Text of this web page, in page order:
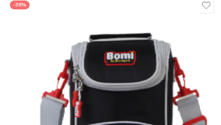
-38%